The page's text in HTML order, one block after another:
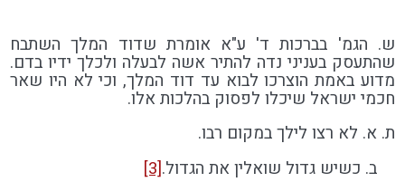
ש. הגמ' בברכות ד' ע"א אומרת שדוד המלך השתבח
שהתעסק בעניני נדה להתיר אשה לבעלה ולכלך ידיו בדם.
מדוע באמת הוצרכו לבוא עד דוד המלך, וכי לא היו שאר
חכמי ישראל שיכלו לפסוק בהלכות אלו.
ת. א. לא רצו לילך במקום רבו.
ב. כשיש גדול שואלין את הגדול.[3]